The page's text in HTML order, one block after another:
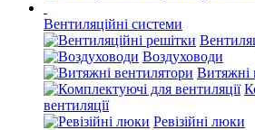
Вентиляційні системи
Воздуховоди
Витяжні
вентиляції
Ревізійні люки